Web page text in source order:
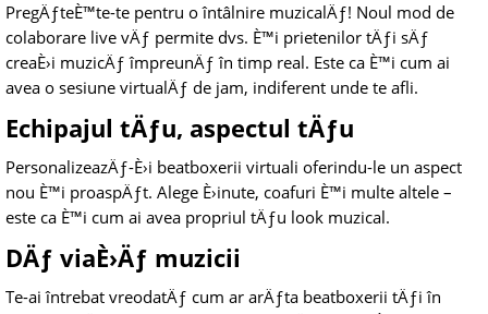
PregÄƒteÈ™te-te pentru o întâlnire muzicalÄƒ! Noul mod de
colaborare live vÄƒ permite dvs. È™i prietenilor tÄƒi sÄƒ
creaÈ›i muzicÄƒ împreunÄƒ în timp real. Este ca È™i cum ai
avea o sesiune virtualÄƒ de jam, indiferent unde te afli.
Echipajul tÄƒu, aspectul tÄƒu
PersonalizeazÄƒ-È›i beatboxerii virtuali oferindu-le un aspect
nou È™i proaspÄƒt. Alege È›inute, coafuri È™i multe altele –
este ca È™i cum ai avea propriul tÄƒu look muzical.
DÄƒ viaÈ›Äƒ muzicii
Te-ai întrebat vreodatÄƒ cum ar arÄƒta beatboxerii tÄƒi în